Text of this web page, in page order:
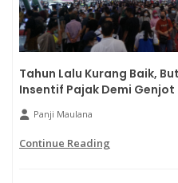
Tahun Lalu Kurang Baik,
Insentif Pajak Demi
Panji Maulana
Continue Reading